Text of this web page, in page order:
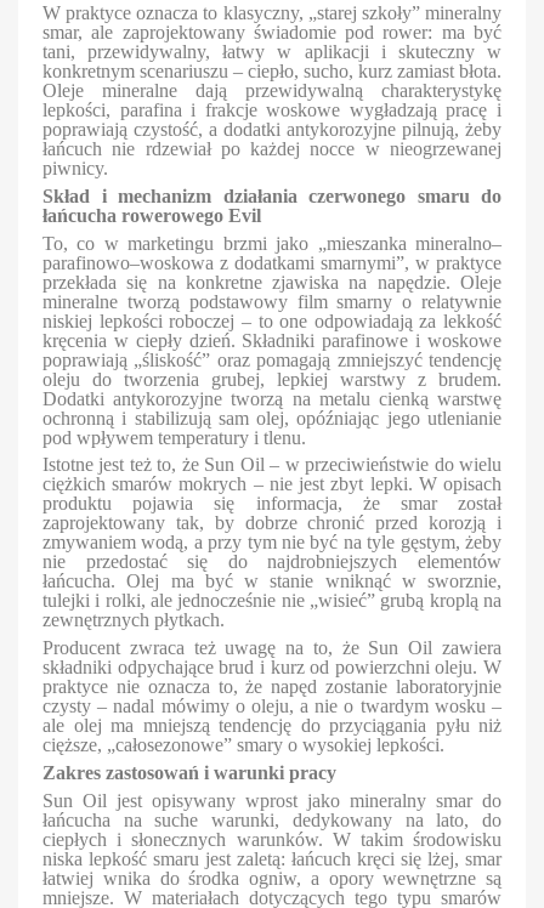
W praktyce oznacza to klasyczny, „starej szkoły” mineralny
smar, ale zaprojektowany świadomie pod rower: ma być
tani, przewidywalny, łatwy w aplikacji i skuteczny w
konkretnym scenariuszu – ciepło, sucho, kurz zamiast błota.
Oleje mineralne dają przewidywalną charakterystykę
lepkości, parafina i frakcje woskowe wygładzają pracę i
poprawiają czystość, a dodatki antykorozyjne pilnują, żeby
łańcuch nie rdzewiał po każdej nocce w nieogrzewanej
piwnicy.
Skład i mechanizm działania czerwonego smaru do
łańcucha rowerowego Evil
To, co w marketingu brzmi jako „mieszanka mineralno–
parafinowo–woskowa z dodatkami smarnymi”, w praktyce
przekłada się na konkretne zjawiska na napędzie. Oleje
mineralne tworzą podstawowy film smarny o relatywnie
niskiej lepkości roboczej – to one odpowiadają za lekkość
kręcenia w ciepły dzień. Składniki parafinowe i woskowe
poprawiają „śliskość” oraz pomagają zmniejszyć tendencję
oleju do tworzenia grubej, lepkiej warstwy z brudem.
Dodatki antykorozyjne tworzą na metalu cienką warstwę
ochronną i stabilizują sam olej, opóźniając jego utlenianie
pod wpływem temperatury i tlenu.
Istotne jest też to, że Sun Oil – w przeciwieństwie do wielu
ciężkich smarów mokrych – nie jest zbyt lepki. W opisach
produktu pojawia się informacja, że smar został
zaprojektowany tak, by dobrze chronić przed korozją i
zmywaniem wodą, a przy tym nie być na tyle gęstym, żeby
nie przedostać się do najdrobniejszych elementów
łańcucha. Olej ma być w stanie wniknąć w sworznie,
tulejki i rolki, ale jednocześnie nie „wisieć” grubą kroplą na
zewnętrznych płytkach.
Producent zwraca też uwagę na to, że Sun Oil zawiera
składniki odpychające brud i kurz od powierzchni oleju. W
praktyce nie oznacza to, że napęd zostanie laboratoryjnie
czysty – nadal mówimy o oleju, a nie o twardym wosku –
ale olej ma mniejszą tendencję do przyciągania pyłu niż
cięższe, „całosezonowe” smary o wysokiej lepkości.
Zakres zastosowań i warunki pracy
Sun Oil jest opisywany wprost jako mineralny smar do
łańcucha na suche warunki, dedykowany na lato, do
ciepłych i słonecznych warunków. W takim środowisku
niska lepkość smaru jest zaletą: łańcuch kręci się lżej, smar
łatwiej wnika do środka ogniw, a opory wewnętrzne są
mniejsze. W materiałach dotyczących tego typu smarów